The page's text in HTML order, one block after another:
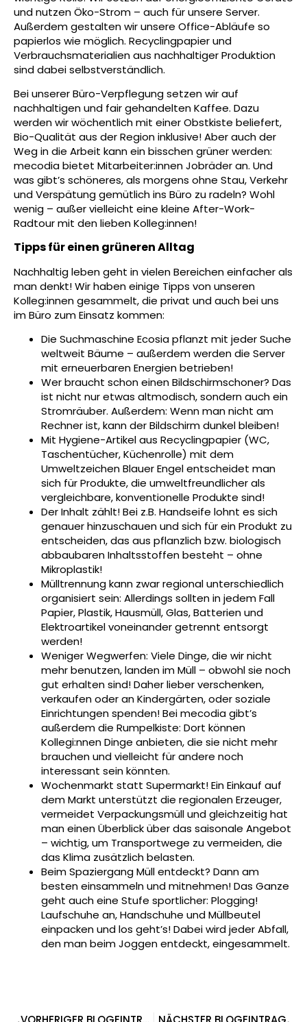
und nutzen Öko-Strom – auch für unsere Server.
Außerdem gestalten wir unsere Office-Abläufe so
papierlos wie möglich. Recyclingpapier und
Verbrauchsmaterialien aus nachhaltiger Produktion
sind dabei selbstverständlich.
Bei unserer Büro-Verpflegung setzen wir auf
nachhaltigen und fair gehandelten Kaffee. Dazu
werden wir wöchentlich mit einer Obstkiste beliefert,
Bio-Qualität aus der Region inklusive! Aber auch der
Weg in die Arbeit kann ein bisschen grüner werden:
mecodia bietet Mitarbeiter:innen Jobräder an. Und
was gibt’s schöneres, als morgens ohne Stau, Verkehr
und Verspätung gemütlich ins Büro zu radeln? Wohl
wenig – außer vielleicht eine kleine After-Work-
Radtour mit den lieben Kolleg:innen!
Tipps für einen grüneren Alltag
Nachhaltig leben geht in vielen Bereichen einfacher als
man denkt! Wir haben einige Tipps von unseren
Kolleg:innen gesammelt, die privat und auch bei uns
im Büro zum Einsatz kommen:
Die Suchmaschine Ecosia pflanzt mit jeder Suche
weltweit Bäume – außerdem werden die Server
mit erneuerbaren Energien betrieben!
Wer braucht schon einen Bildschirmschoner? Das
ist nicht nur etwas altmodisch, sondern auch ein
Stromräuber. Außerdem: Wenn man nicht am
Rechner ist, kann der Bildschirm dunkel bleiben!
Mit Hygiene-Artikel aus Recyclingpapier (WC,
Taschentücher, Küchenrolle) mit dem
Umweltzeichen Blauer Engel entscheidet man
sich für Produkte, die umweltfreundlicher als
vergleichbare, konventionelle Produkte sind!
Der Inhalt zählt! Bei z.B. Handseife lohnt es sich
genauer hinzuschauen und sich für ein Produkt zu
entscheiden, das aus pflanzlich bzw. biologisch
abbaubaren Inhaltsstoffen besteht – ohne
Mikroplastik!
Mülltrennung kann zwar regional unterschiedlich
organisiert sein: Allerdings sollten in jedem Fall
Papier, Plastik, Hausmüll, Glas, Batterien und
Elektroartikel voneinander getrennt entsorgt
werden!
Weniger Wegwerfen: Viele Dinge, die wir nicht
mehr benutzen, landen im Müll – obwohl sie noch
gut erhalten sind! Daher lieber verschenken,
verkaufen oder an Kindergärten, oder soziale
Einrichtungen spenden! Bei mecodia gibt’s
außerdem die Rumpelkiste: Dort können
Kollegi:nnen Dinge anbieten, die sie nicht mehr
brauchen und vielleicht für andere noch
interessant sein könnten.
Wochenmarkt statt Supermarkt! Ein Einkauf auf
dem Markt unterstützt die regionalen Erzeuger,
vermeidet Verpackungsmüll und gleichzeitig hat
man einen Überblick über das saisonale Angebot
– wichtig, um Transportwege zu vermeiden, die
das Klima zusätzlich belasten.
Beim Spaziergang Müll entdeckt? Dann am
besten einsammeln und mitnehmen! Das Ganze
geht auch eine Stufe sportlicher: Plogging!
Laufschuhe an, Handschuhe und Müllbeutel
einpacken und los geht’s! Dabei wird jeder Abfall,
den man beim Joggen entdeckt, eingesammelt.